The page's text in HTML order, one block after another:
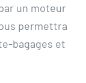
un moteur
permettra
bagages et